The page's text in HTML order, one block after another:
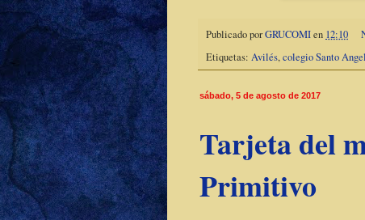
Publicado porGRUCOMIen 12:10
Etiquetas: Avilés,colegio Santo Angel
sábado, 5 de agosto de 2017
Tarjeta del
Primitivo